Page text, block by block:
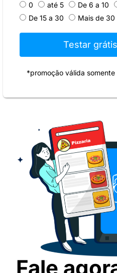
0 até 5 De 6 a 10
De 15 a 30
Mais de 30
Testar
*promoção válida
Fale